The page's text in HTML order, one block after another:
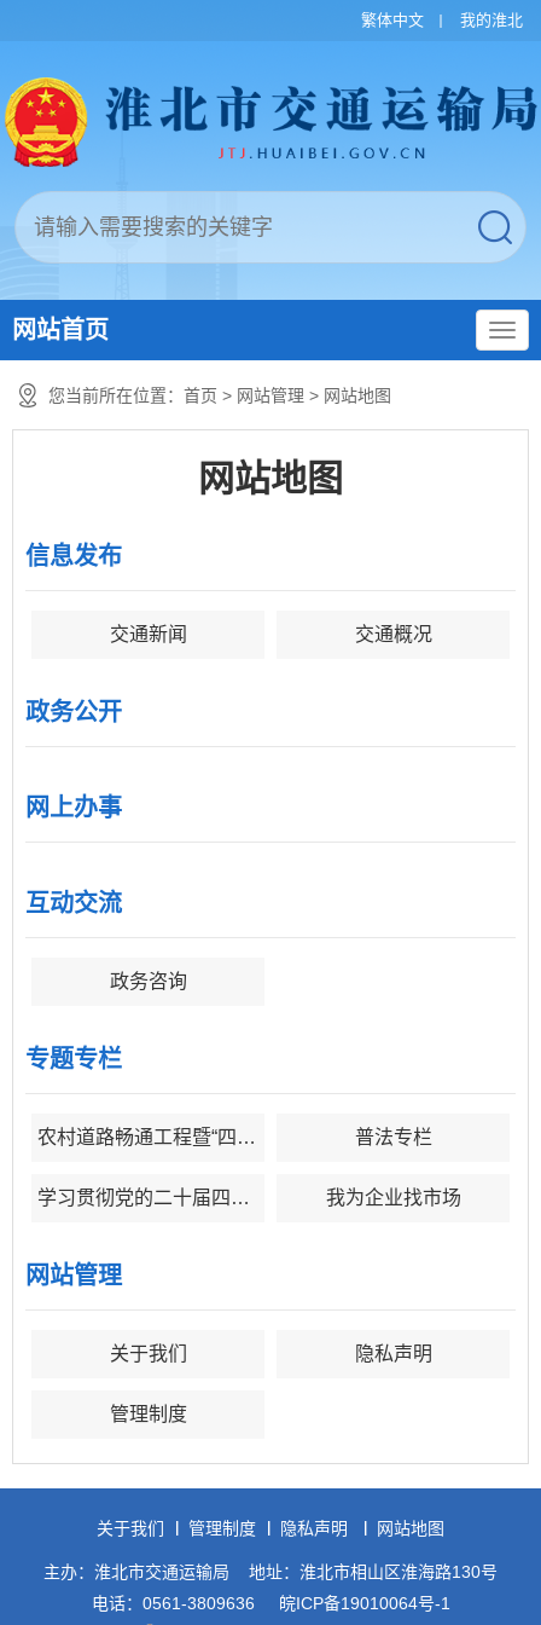
繁体中文 我的淮北
网站首页
您当前所在位置： 首页 > 网站管理 > 网站地图
网站地图
信息发布
交通新闻 交通概况
政务公开
网上办事
互动交流
政务咨询
专题专栏
农村道路畅通工程暨“四好农村路” 普法专栏
学习贯彻党的二十届四中全会精神 我为企业找市场
网站管理
关于我们 隐私声明
管理制度
关于我们 管理制度 隐私声明 网站地图
主办：淮北市交通运输局
地址：淮北市相山区淮海路130号
电话：0561-3809636
皖ICP备19010064号-1